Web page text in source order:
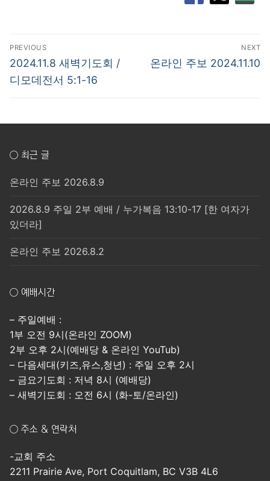
글
탐
색
PREVIOUS
Previous
post:
2024.11.8 새벽기도회 /
디모데전서 5:1-16
NEXT
Next
온라인 주보 2024.11.10
○ 최근 글
온라인 주보 2026.8.9
2026.8.9 주일 2부 예배 / 누가복음 13:10-17 [한 여자가
있더라]
온라인 주보 2026.8.2
○ 예배시간
– 주일예배 :
1부 오전 9시(온라인 ZOOM)
2부 오후 2시(예배당 & 온라인 YouTub)
– 다음세대(키즈,유스,청년) : 주일 오후 2시
– 금요기도회 : 저녁 8시 (예배당)
– 새벽기도회 : 오전 6시 (화-토/온라인)
○ 주소 & 연락처
-교회 주소
2211 Prairie Ave, Port Coquitlam, BC V3B 4L6